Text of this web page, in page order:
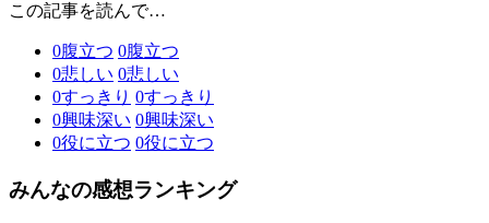
この記事を読んで…
0腹立つ 0腹立つ
0悲しい 0悲しい
0すっきり 0すっきり
0興味深い 0興味深い
0役に立つ 0役に立つ
みんなの感想ランキング